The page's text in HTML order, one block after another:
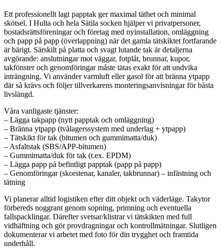
Ett professionellt lagt papptak ger maximal täthet och minimal
skötsel. I Hulta och hela Sätila socken hjälper vi privatpersoner,
bostadsrättsföreningar och företag med nyinstallation, omläggning
och papp på papp (överlappning) när det gamla tätskiktet fortfarande
är bärigt. Särskilt på platta och svagt lutande tak är detaljerna
avgörande: anslutningar mot väggar, fotplåt, brunnar, kupor,
takfönster och genomföringar måste tätas exakt för att undvika
inträngning. Vi använder varmluft eller gasol för att bränna ytpapp
där så krävs och följer tillverkarens monteringsanvisningar för bästa
livslängd.
Våra vanligaste tjänster:
– Lägga takpapp (nytt papptak och omläggning)
– Bränna ytpapp (tvålagerssystem med underlag + ytpapp)
– Tätskikt för tak (bitumen och gummimatta/duk)
– Asfaltstak (SBS/APP-bitumen)
– Gummimatta/duk för tak (t.ex. EPDM)
– Lägga papp på befintligt papptak (papp på papp)
– Genomföringar (skorstenar, kanaler, takbrunnar) – infästning och
tätning
Vi planerar alltid logistiken efter ditt objekt och väderläge. Takytor
förbereds noggrant genom sopning, primning och eventuella
fallspacklingar. Därefter svetsar/klistrar vi tätskikten med full
vidhäftning och gör provdragningar och kontrollmätningar. Slutligen
dokumenterar vi arbetet med foto för din trygghet och framtida
underhåll.